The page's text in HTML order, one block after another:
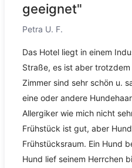
geeignet"
Petra U. F.
Das Hotel liegt in einem
Straße, es ist aber
Zimmer sind sehr schön u.
eine oder andere
Allergiker wie mich nicht
Frühstück ist gut, aber
Frühstücksraum. Ein Hund
Hund lief seinem Herrchen